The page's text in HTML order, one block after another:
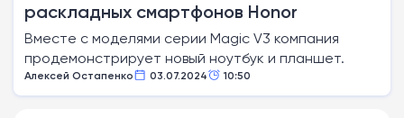
раскладных смартфонов Honor
Вместе с моделями серии Magic V3 компания
продемонстрирует новый ноутбук и планшет.
Алексей Остапенко 03.07.2024 10:50